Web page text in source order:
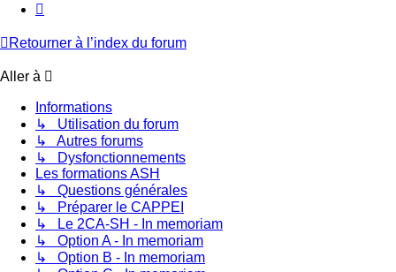
Retourner à l’index du forum
Aller à
Informations
↳ Utilisation du forum
↳ Autres forums
↳ Dysfonctionnements
Les formations ASH
↳ Questions générales
↳ Préparer le CAPPEI
↳ Le 2CA-SH - In memoriam
↳ Option A - In memoriam
↳ Option B - In memoriam